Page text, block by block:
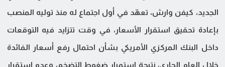
الجديد، كيفن وارش، تعهّد في أول اجتماع له منذ توليه المنصب
بإعادة تحقيق استقرار الأسعار، في وقت تتزايد فيه التوقعات
داخل البنك المركزي الأمريكي بشأن احتمال رفع أسعار الفائدة
خلال العام الجاري، نتيجة استمرار ضغوط التضخم، وعدم استقرار